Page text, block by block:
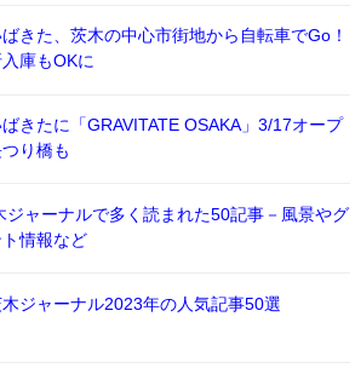
きた、茨木の中心市街地から自転車でGo！
庫もOKに
きたに「GRAVITATE OSAKA」3/17オープ
り橋も
ジャーナルで多く読まれた50記事－風景やグ
情報など
ジャーナル2023年の人気記事50選